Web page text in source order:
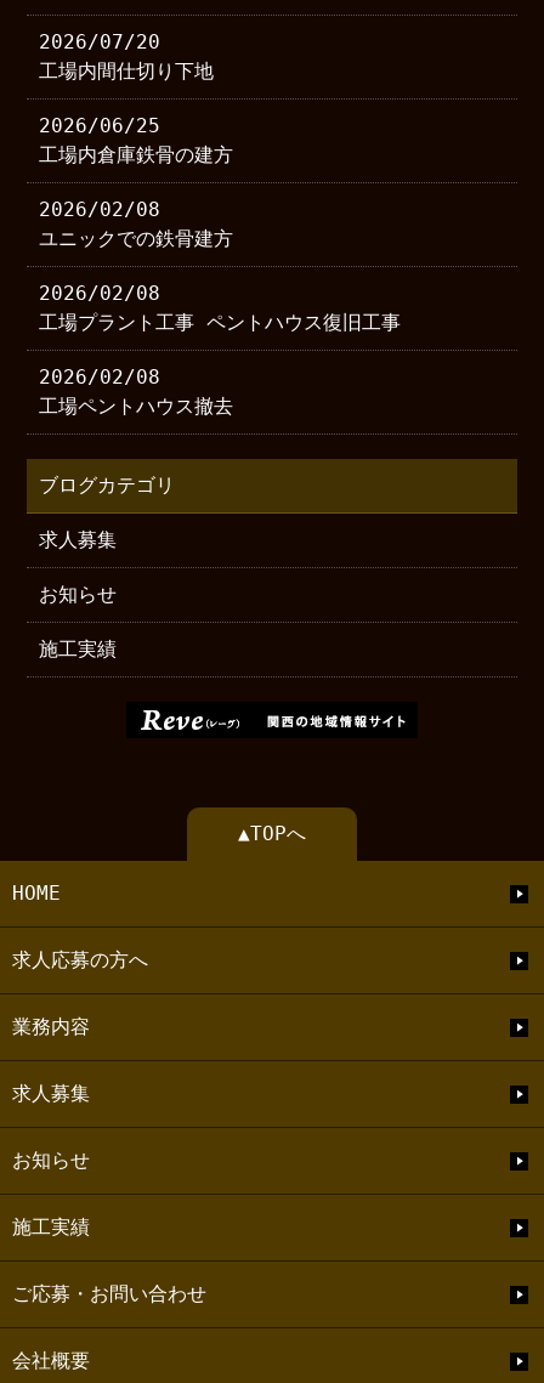
2026/07/20
工場内間仕切り下地
2026/06/25
工場内倉庫鉄骨の建方
2026/02/08
ユニックでの鉄骨建方
2026/02/08
工場プラント工事 ペントハウス復旧工事
2026/02/08
工場ペントハウス撤去
ブログカテゴリ
求人募集
お知らせ
施工実績
▲TOPへ
HOME
求人応募の方へ
業務内容
求人募集
お知らせ
施工実績
ご応募・お問い合わせ
会社概要